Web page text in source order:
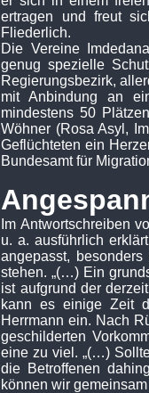
ertragen und freut
Fliederlich.
Die Vereine
genug spezielle
Regierungsbezirk,
mit Anbindung an
mindestens 50
Wöhner (Rosa Asyl,
Geflüchteten ein
Bundesamt für
Im Antwortschreiben
u. a. ausführlich
angepasst,
stehen. „(…) Ein
ist aufgrund der
kann es einige Zeit
Herrmann ein. Nach
geschilderten
eine zu viel. „(…)
die Betroffenen
können wir